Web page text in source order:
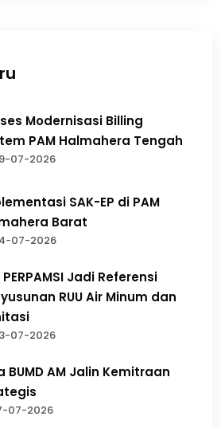
Modernisasi Billing
PAM Halmahera Tengah
07-2026
SAK-EP di PAM
Barat
07-2026
PERPAMSI Jadi Referensi
RUU Air Minum dan
07-2026
BUMD AM Jalin Kemitraan
07-2026